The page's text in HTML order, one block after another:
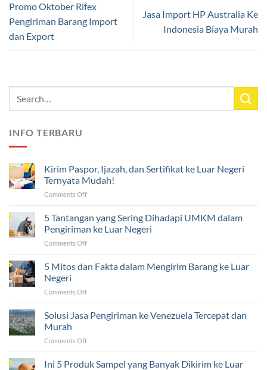
Promo Oktober Rifex
Pengiriman Barang Import
dan Export
Jasa Import HP Australia Ke
Indonesia Biaya Murah
INFO TERBARU
Kirim Paspor, Ijazah, dan Sertifikat ke Luar Negeri
Ternyata Mudah!
Comments Offon
Ijazah,
dan
Sertifikat
Luar
5 Tantangan yang Sering Dihadapi UMKM dalam
Pengiriman ke Luar Negeri
Comments Offon
Tantangan
yang
Dihadapi
dalam
Pengiriman
5 Mitos dan Fakta dalam Mengirim Barang ke Luar
Negeri
Comments Offon
Mitos
dan
dalam
Barang
Solusi Jasa Pengiriman ke Venezuela Tercepat dan
Murah
Comments Offon
Jasa
Ini 5 Produk Sampel yang Banyak Dikirim ke Luar